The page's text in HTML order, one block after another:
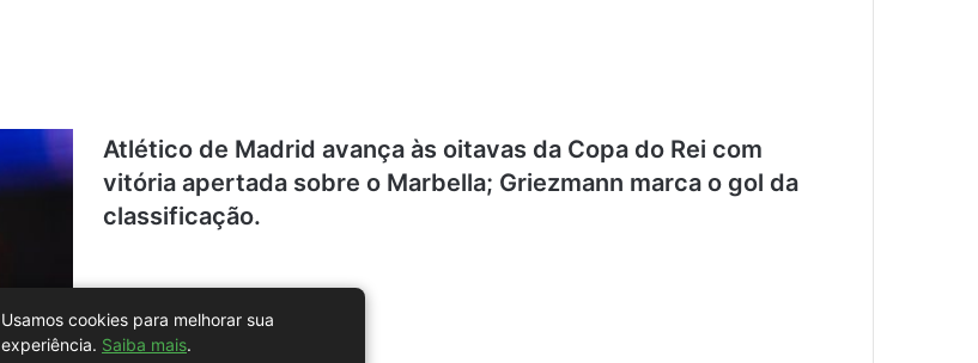
Atlético de Madrid avança às oitavas da Copa do Rei com
vitória apertada sobre o Marbella; Griezmann marca o gol da
classificação.
Usamos cookies para melhorar sua
experiência. Saiba mais.